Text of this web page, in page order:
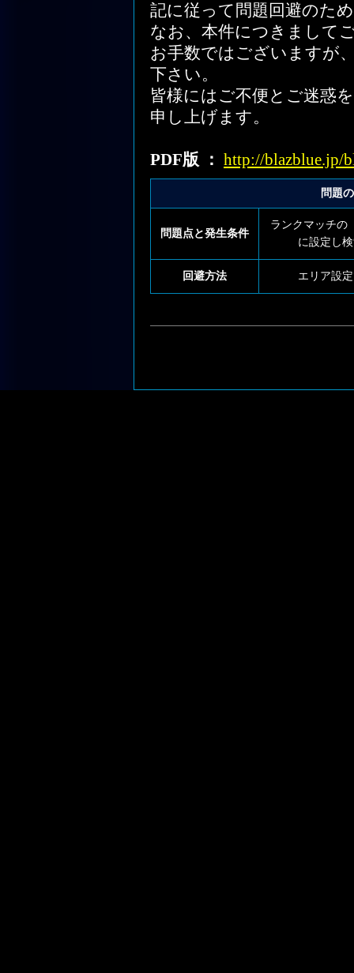
記に従って問題回避のた
なお、本件につきまして
お手数ではございますが
下さい。
皆様にはご不便とご迷惑
申し上げます。
PDF版 ： http://blazblue.jp/
問題
問題点と発生条件
ランクマッチの
に設定し
回避方法 エリア設